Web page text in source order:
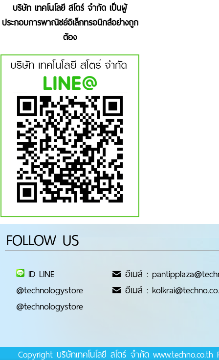
บริษัท เทคโนโลยี สโตร์ จำกัด เป็นผู้
ประกอบการพาณิชย์อิเล็กทรอนิกส์อย่างถูก
ต้อง
FOLLOW US
ID LINE
@technologystore
@technologystore
อีเมล์ :
อีเมล์ :
Copyright บริษัทเทคโนโลยี สโตร์ จำกัด